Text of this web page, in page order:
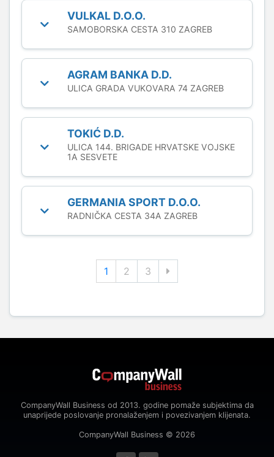
VULKAL D.O.O.
SAMOBORSKA CESTA 310 ZAGREB
AGRAM BANKA D.D.
ULICA GRADA VUKOVARA 74 ZAGREB
TOKIĆ D.D.
ULICA 144. BRIGADE HRVATSKE VOJSKE
1A SESVETE
GERMANIA SPORT D.O.O.
RADNIČKA CESTA 34A ZAGREB
1 2 3
CompanyWall Business od 2013. godine pomaže subjektima da
unaprijede poslovanje pronalaženjem i povezivanjem klijenata.
CompanyWall Business © 2026